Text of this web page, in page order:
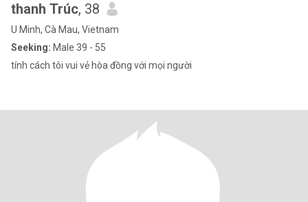
thanh Trúc, 38
U Minh, Cà Mau, Vietnam
Seeking: Male 39 - 55
tính cách tôi vui vẻ hòa đồng với mọi người